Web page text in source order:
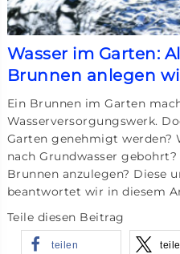
Wasser im Garten:
Brunnen anlegen
Ein Brunnen im Garten
Wasserversorgungswerk.
Garten genehmigt werden?
nach Grundwasser
Brunnen anzulegen? Diese
beantwortet wir in diesem
Teile diesen Beitrag
teilen